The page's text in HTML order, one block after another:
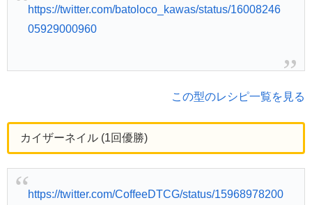
https://twitter.com/batoloco_kawas/status/16008246
05929000960
この型のレシピ一覧を見る
カイザーネイル (1回優勝)
https://twitter.com/CoffeeDTCG/status/15968978200